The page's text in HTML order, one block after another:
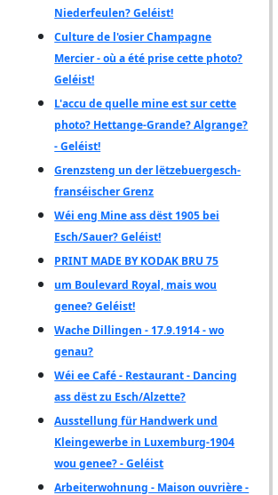
Niederfeulen? Geléist!
Culture de l'osier Champagne
Mercier - où a été prise cette photo?
Geléist!
L'accu de quelle mine est sur cette
photo? Hettange-Grande? Algrange?
- Geléist!
Grenzsteng un der lëtzebuergesch-
franséischer Grenz
Wéi eng Mine ass dëst 1905 bei
Esch/Sauer? Geléist!
PRINT MADE BY KODAK BRU 75
um Boulevard Royal, mais wou
genee? Geléist!
Wache Dillingen - 17.9.1914 - wo
genau?
Wéi ee Café - Restaurant - Dancing
ass dëst zu Esch/Alzette?
Ausstellung für Handwerk und
Kleingewerbe in Luxemburg-1904
wou genee? - Geléist
Arbeiterwohnung - Maison ouvrière -